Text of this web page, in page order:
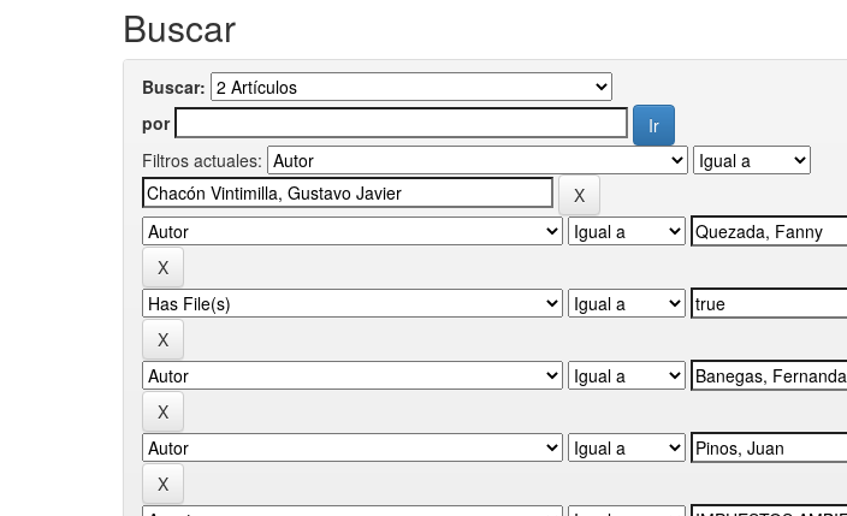
Buscar
Buscar:
por
Filtros actuales: